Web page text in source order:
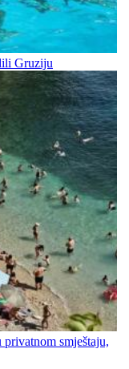
Gruziju
smještaju,